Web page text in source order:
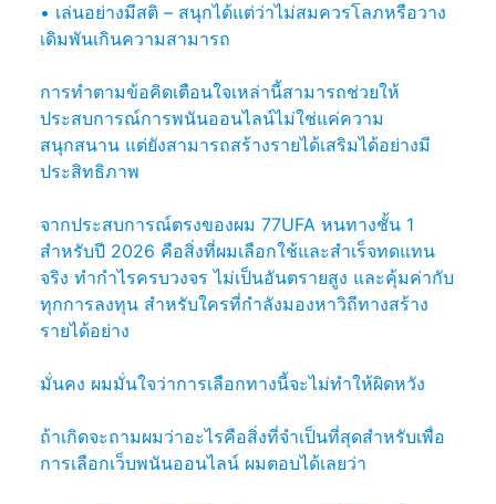
• เล่นอย่างมีสติ – สนุกได้แต่ว่าไม่สมควรโลภหรือวาง
เดิมพันเกินความสามารถ
การทำตามข้อคิดเตือนใจเหล่านี้สามารถช่วยให้
ประสบการณ์การพนันออนไลน์ไม่ใช่แค่ความ
สนุกสนาน แต่ยังสามารถสร้างรายได้เสริมได้อย่างมี
ประสิทธิภาพ
จากประสบการณ์ตรงของผม 77UFA หนทางชั้น 1
สำหรับปี 2026 คือสิ่งที่ผมเลือกใช้และสำเร็จทดแทน
จริง ทำกำไรครบวงจร ไม่เป็นอันตรายสูง และคุ้มค่ากับ
ทุกการลงทุน สำหรับใครที่กำลังมองหาวิถีทางสร้าง
รายได้อย่าง
มั่นคง ผมมั่นใจว่าการเลือกทางนี้จะไม่ทำให้ผิดหวัง
ถ้าเกิดจะถามผมว่าอะไรคือสิ่งที่จำเป็นที่สุดสำหรับเพื่อ
การเลือกเว็บพนันออนไลน์ ผมตอบได้เลยว่า